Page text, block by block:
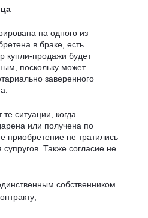
на одного из
в браке, есть
купли-продажи будет
поскольку может
заверенного
ситуации, когда
или получена по
приобретение не тратились
Также согласие не
собственником